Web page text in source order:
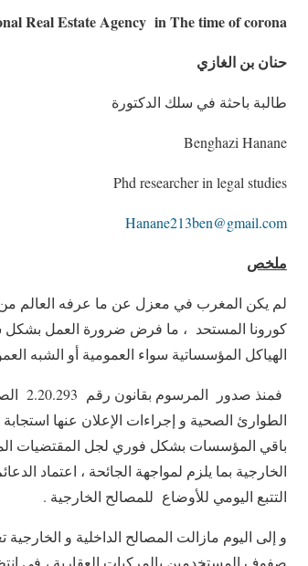
Real Estate Agency in The time of corona
حنان بن الغازي
طالبة باحثة في سلك الدكتورة
Benghazi Hanane
Phd researcher in legal studies
Hanane213ben@gmail.com
ملخص
لم يكن المغرب في معزل عن ما عرفه العالم من
كورونا المستحد ، ما فرض ضرورة العمل بشكل
الهياكل المؤسساتية سواء العمومية أو الشبه
الطوارئ الصحية و إجراءات الإعلان عنها
باقي المؤسسات بشكل فوري لجل المقتضيات
الخارجية بما يلزم لمواجهة الجائحة ، اعتماد
التتبع اليومي للأوضاع للمصالح الخارجية .
و إلى اليوم مازالت المصالح الداخلية و